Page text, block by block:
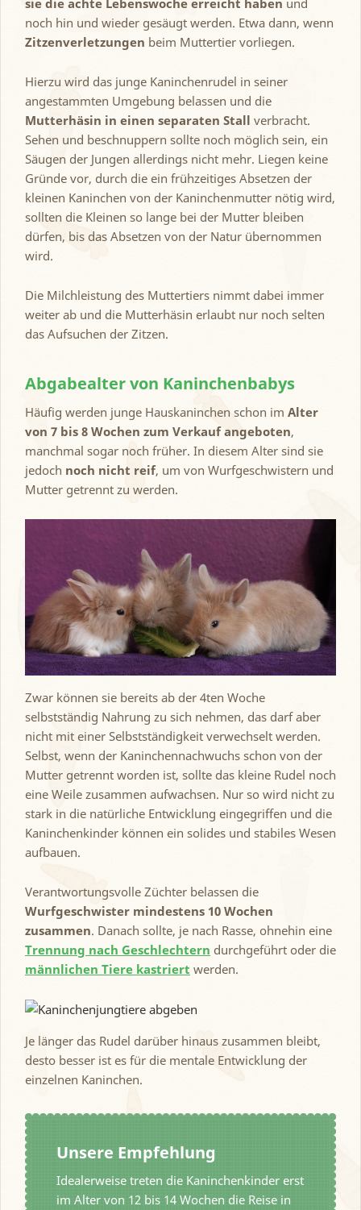
noch hin und wieder gesäugt werden. Etwa dann, wenn
Zitzenverletzungen beim Muttertier vorliegen.
Hierzu wird das junge Kaninchenrudel in seiner
angestammten Umgebung belassen und die
Mutterhäsin in einen separaten Stall verbracht.
Sehen und beschnuppern sollte noch möglich sein, ein
Säugen der Jungen allerdings nicht mehr. Liegen keine
Gründe vor, durch die ein frühzeitiges Absetzen der
kleinen Kaninchen von der Kaninchenmutter nötig wird,
sollten die Kleinen so lange bei der Mutter bleiben
dürfen, bis das Absetzen von der Natur übernommen
wird.
Die Milchleistung des Muttertiers nimmt dabei immer
weiter ab und die Mutterhäsin erlaubt nur noch selten
das Aufsuchen der Zitzen.
Abgabealter von Kaninchenbabys
Häufig werden junge Hauskaninchen schon im Alter
von 7 bis 8 Wochen zum Verkauf angeboten,
manchmal sogar noch früher. In diesem Alter sind sie
jedoch noch nicht reif, um von Wurfgeschwistern und
Mutter getrennt zu werden.
Zwar können sie bereits ab der 4ten Woche
selbstständig Nahrung zu sich nehmen, das darf aber
nicht mit einer Selbstständigkeit verwechselt werden.
Selbst, wenn der Kaninchennachwuchs schon von der
Mutter getrennt worden ist, sollte das kleine Rudel noch
eine Weile zusammen aufwachsen. Nur so wird nicht zu
stark in die natürliche Entwicklung eingegriffen und die
Kaninchenkinder können ein solides und stabiles Wesen
aufbauen.
Verantwortungsvolle Züchter belassen die
Wurfgeschwister mindestens 10 Wochen
zusammen. Danach sollte, je nach Rasse, ohnehin eine
Trennung nach Geschlechtern durchgeführt oder die
männlichen Tiere kastriert werden.
Je länger das Rudel darüber hinaus zusammen bleibt,
desto besser ist es für die mentale Entwicklung der
einzelnen Kaninchen.
Unsere Empfehlung
Idealerweise treten die Kaninchenkinder erst
im Alter von 12 bis 14 Wochen die Reise in